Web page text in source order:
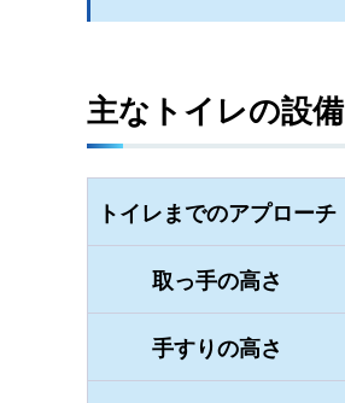
主なトイレの設備
トイレまでのアプローチ
取っ手の高さ
手すりの高さ